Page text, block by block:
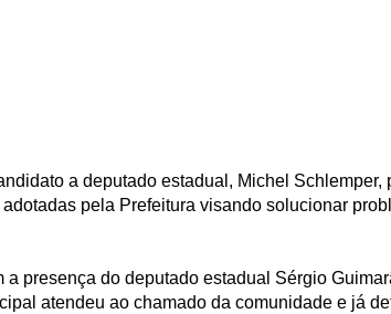
a deputado estadual, Michel
pela Prefeitura visando solucionar
a presença do deputado estadual Sérgio
atendeu ao chamado da comunidade e já